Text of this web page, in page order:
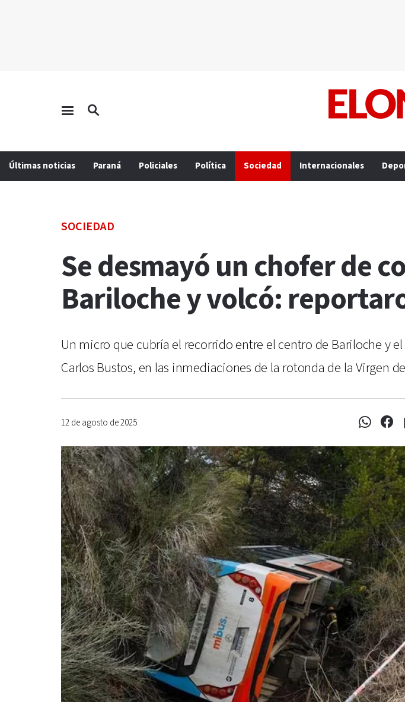
Últimas noticias Paraná Policiales Política Sociedad Internacionales
SOCIEDAD
Se desmayó un chofer de
Bariloche y volcó:
Un micro que cubría el recorrido entre el centro de Bariloche y
Carlos Bustos, en las inmediaciones de la rotonda de la Virgen
12 de agosto de 2025